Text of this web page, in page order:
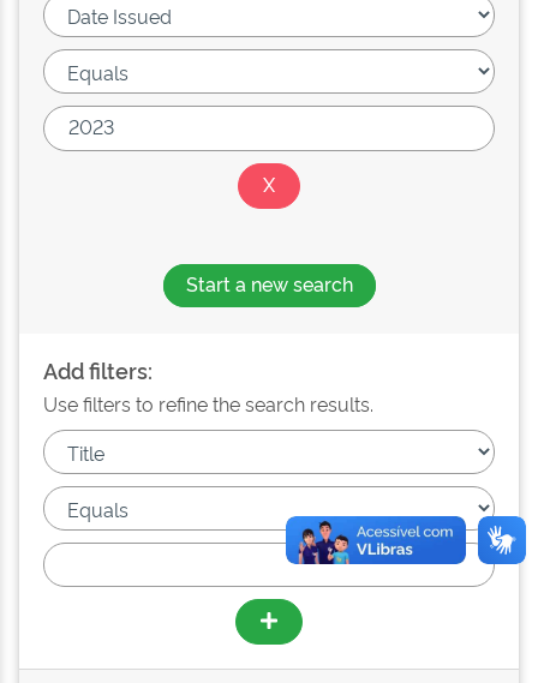
Start a new search
Add filters:
Use filters to refine the search results.